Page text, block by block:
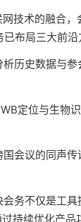
技术的融合，
布局三大前沿
析历史数据与
定位与生物
国会议的同声
务不仅是工
持续优化产品